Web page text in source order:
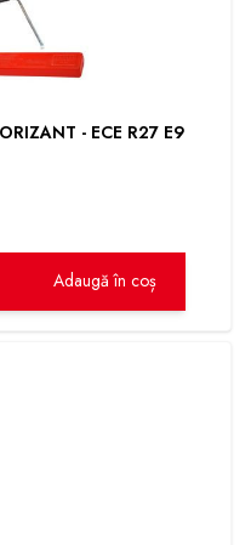
- ECE R27 E9
Adaugă în coș